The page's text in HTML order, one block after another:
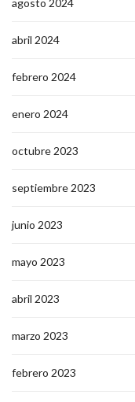
agosto 2024
abril 2024
febrero 2024
enero 2024
octubre 2023
septiembre 2023
junio 2023
mayo 2023
abril 2023
marzo 2023
febrero 2023